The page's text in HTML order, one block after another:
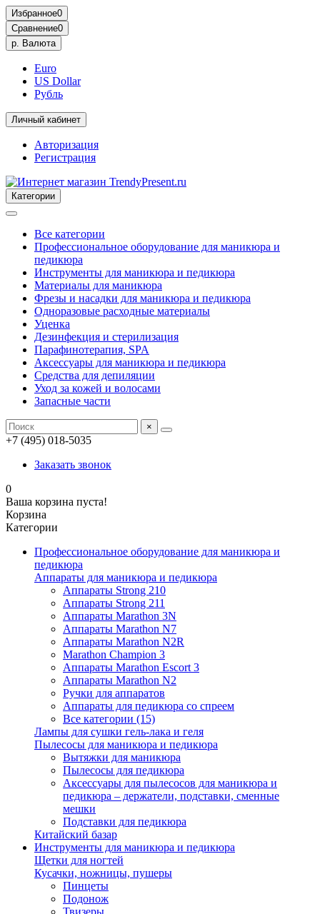
Избранное0
Сравнение0
р. Валюта
Euro
US Dollar
Рубль
Личный кабинет
Авторизация
Регистрация
Категории
Все категории
Профессиональное оборудование для маникюра и
педикюра
Инструменты для маникюра и педикюра
Материалы для маникюра
Фрезы и насадки для маникюра и педикюра
Одноразовые расходные материалы
Уценка
Дезинфекция и стерилизация
Парафинотерапия, SPA
Аксессуары для маникюра и педикюра
Средства для депиляции
Уход за кожей и волосами
Запасные части
×
+7 (495) 018-5035
Заказать звонок
0
Ваша корзина пуста!
Корзина
Категории
Профессиональное оборудование для маникюра и
педикюра
Аппараты для маникюра и педикюра
Аппараты Strong 210
Аппараты Strong 211
Аппараты Marathon 3N
Аппараты Marathon N7
Аппараты Marathon N2R
Marathon Champion 3
Аппараты Marathon Escort 3
Аппараты Marathon N2
Ручки для аппаратов
Аппараты для педикюра со спреем
Все категории (15)
Лампы для сушки гель-лака и геля
Пылесосы для маникюра и педикюра
Вытяжки для маникюра
Пылесосы для педикюра
Аксессуары для пылесосов для маникюра и
педикюра – держатели, подставки, сменные
мешки
Подставки для педикюра
Китайский базар
Инструменты для маникюра и педикюра
Щетки для ногтей
Кусачки, ножницы, пушеры
Пинцеты
Подонож
Твизеры